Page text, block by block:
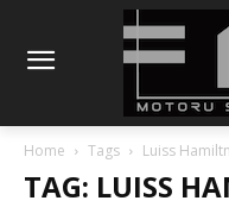
Home Tags Luiss
TAG: LUISS